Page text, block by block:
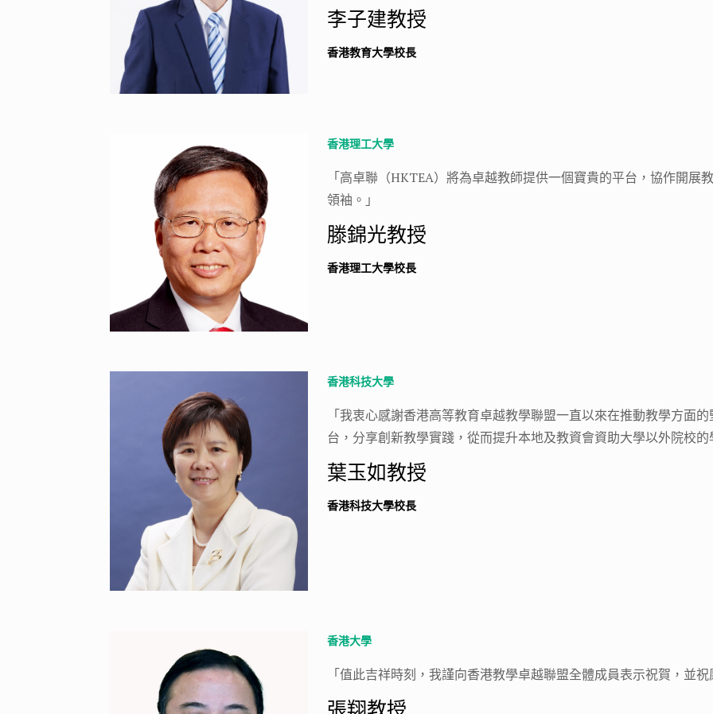
李子建教授
香港教育大學校長
香港理工大學
「高卓聯（HKTEA）將為卓越教師提供一個寶貴的平台，協作開
領袖。」
滕錦光教授
香港理工大學校長
香港科技大學
「我衷心感謝香港高等教育卓越教學聯盟一直以來在推動教學方面
台，分享創新教學實踐，從而提升本地及教資會資助大學以外院校的
葉玉如教授
香港科技大學校長
香港大學
「值此吉祥時刻，我謹向香港教學卓越聯盟全體成員表示祝賀，並祝